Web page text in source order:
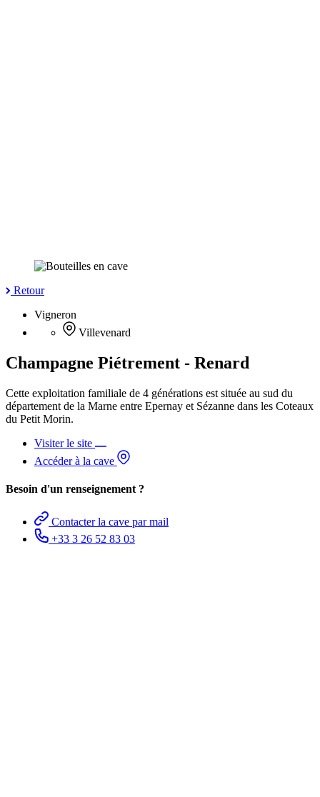
Retour
Vigneron
Villevenard
Champagne Piétrement - Renard
Cette exploitation familiale de 4 générations est située au sud du
département de la Marne entre Epernay et Sézanne dans les Coteaux
du Petit Morin.
Visiter le site
Accéder à la cave
Besoin d'un renseignement ?
Contacter la cave par mail
+33 3 26 52 83 03